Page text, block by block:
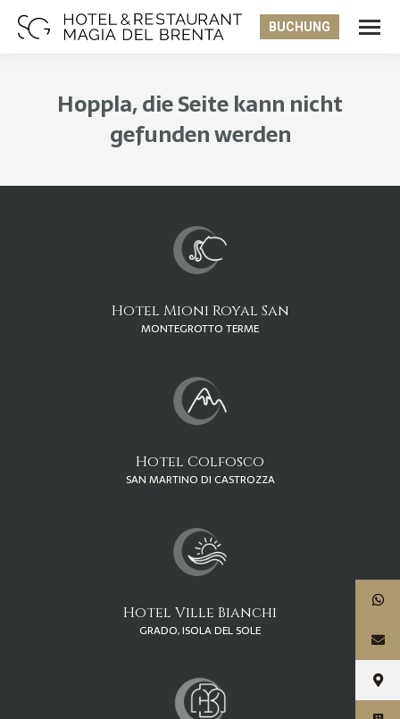
BUCHUNG
Hoppla, die Seite kann nicht
gefunden werden
Hotel Mioni Royal San
MONTEGROTTO TERME
Hotel Colfosco
SAN MARTINO DI CASTROZZA
Hotel Ville Bianchi
GRADO, ISOLA DEL SOLE